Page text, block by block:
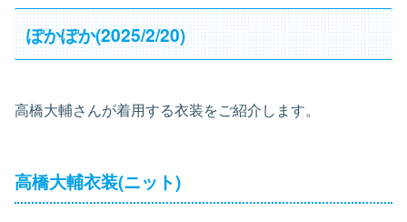
ぽかぽか(2025/2/20)
高橋大輔さんが着用する衣装をご紹介します。
高橋大輔衣装(ニット)